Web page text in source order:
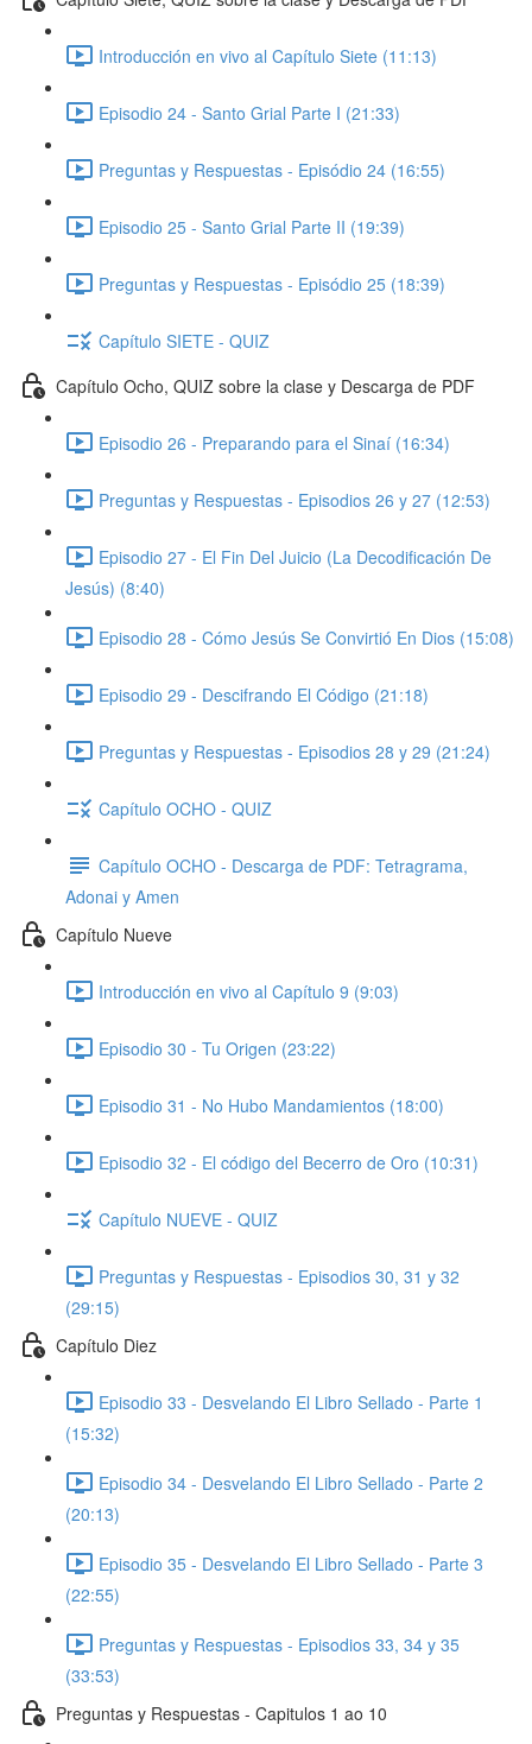
Introducción en vivo al Capítulo Siete (11:13)
Episodio 24 - Santo Grial Parte I (21:33)
Preguntas y Respuestas - Episódio 24 (16:55)
Episodio 25 - Santo Grial Parte II (19:39)
Preguntas y Respuestas - Episódio 25 (18:39)
Capítulo SIETE - QUIZ
Capítulo Ocho, QUIZ sobre la clase y Descarga de PDF
Episodio 26 - Preparando para el Sinaí (16:34)
Preguntas y Respuestas - Episodios 26 y 27 (12:53)
Episodio 27 - El Fin Del Juicio (La Decodificación De
Jesús) (8:40)
Episodio 28 - Cómo Jesús Se Convirtió En Dios (15:08)
Episodio 29 - Descifrando El Código (21:18)
Preguntas y Respuestas - Episodios 28 y 29 (21:24)
Capítulo OCHO - QUIZ
Capítulo OCHO - Descarga de PDF: Tetragrama,
Adonai y Amen
Capítulo Nueve
Introducción en vivo al Capítulo 9 (9:03)
Episodio 30 - Tu Origen (23:22)
Episodio 31 - No Hubo Mandamientos (18:00)
Episodio 32 - El código del Becerro de Oro (10:31)
Capítulo NUEVE - QUIZ
Preguntas y Respuestas - Episodios 30, 31 y 32
(29:15)
Capítulo Diez
Episodio 33 - Desvelando El Libro Sellado - Parte 1
(15:32)
Episodio 34 - Desvelando El Libro Sellado - Parte 2
(20:13)
Episodio 35 - Desvelando El Libro Sellado - Parte 3
(22:55)
Preguntas y Respuestas - Episodios 33, 34 y 35
(33:53)
Preguntas y Respuestas - Capitulos 1 ao 10